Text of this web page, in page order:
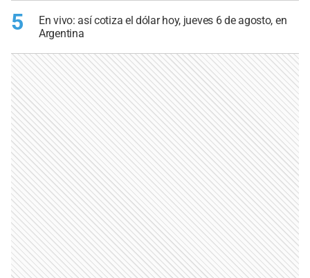
5
En vivo: así cotiza el dólar hoy, jueves 6 de agosto, en
Argentina